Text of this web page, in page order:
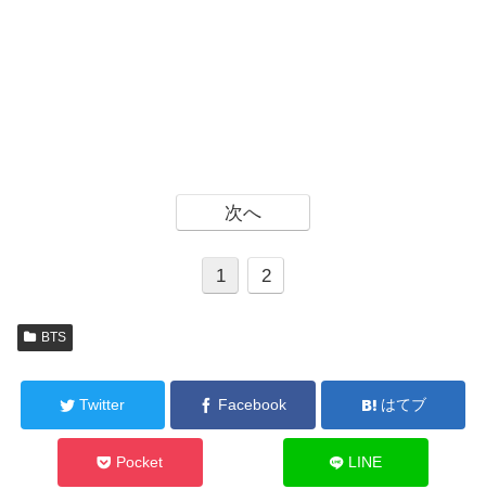
次へ
1 2
BTS
Twitter Facebook はてブ
Pocket LINE